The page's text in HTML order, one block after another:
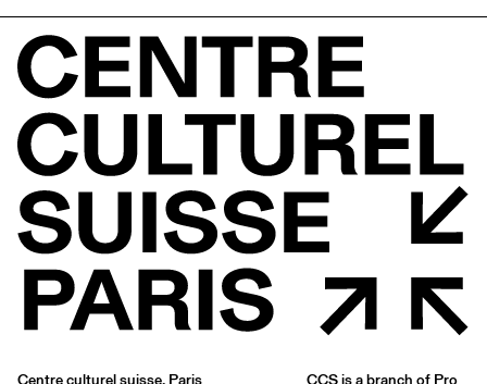
Centre culturel suisse. Paris CCS is a branch of Pro